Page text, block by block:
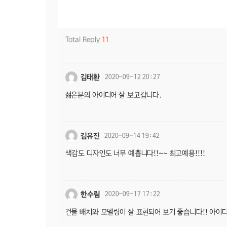
Total Reply 11
김태환 2020-09-12 20:27
젊은분의 아이디어 잘 보고갑니다.
김유진 2020-09-14 19:42
색감도 디자인도 너무 예쁩니다!!~~ 최고예용!!!!
한수림 2020-09-17 17:22
건물 배치와 모델링이 잘 표현되어 보기 좋습니다!! 아이